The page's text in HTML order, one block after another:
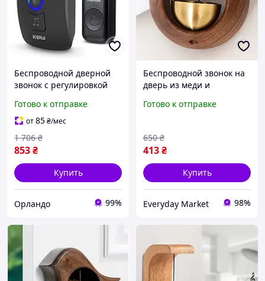
Беспроводной дверной
звонок с регулировкой
дверь (32 мелодии,
Черный), OLN
Готово к отправке
от85₴/мес
853₴
1 706 ₴
Купить
Орландо 99%
Беспроводной звонок на
дверь из меди и
диаметром 7,5 см
Готово к отправке
413₴
650 ₴
Купить
Everyday Market 98%